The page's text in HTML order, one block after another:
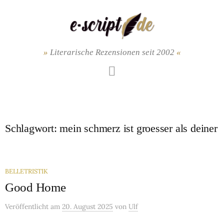
Literarische Rezensionen seit 2002
Schlagwort:mein schmerz ist groesser als deiner
BELLETRISTIK
Good Home
Veröffentlicht am 20. August 2025 von Ulf